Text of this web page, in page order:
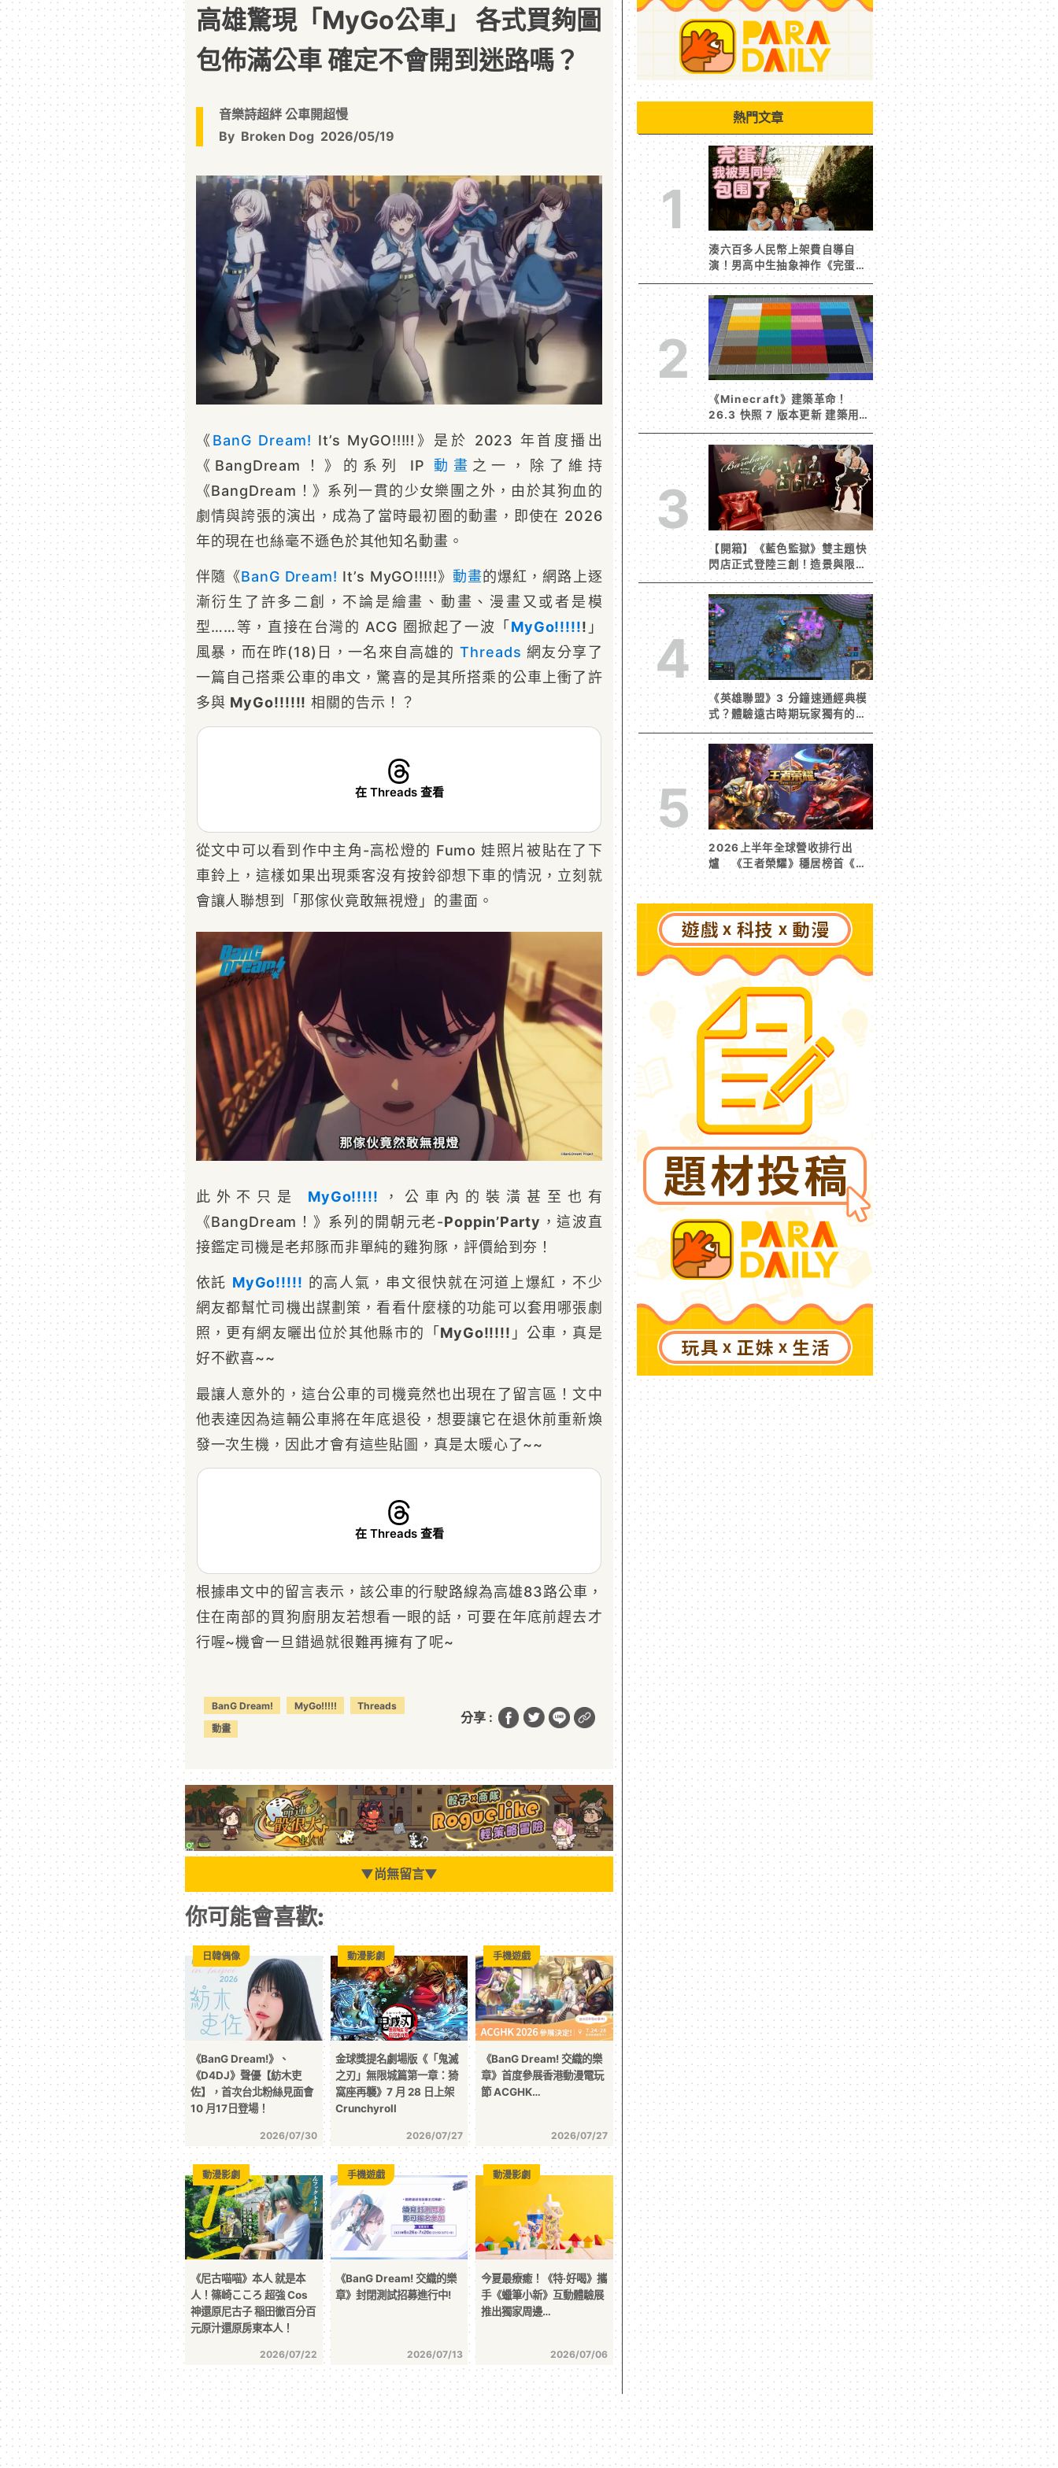
高雄驚現「MyGo公車」 各式買夠圖
包佈滿公車 確定不會開到迷路嗎？
音樂詩超絆 公車開超慢
By Broken Dog 2026/05/19
《 BanG Dream! It’s MyGO!!!!!》是於 2023 年首度播出
《BangDream！》的系列 IP動畫 之一，除了維持
《BangDream！》系列一貫的少女樂團之外，由於其狗血的
劇情與誇張的演出，成為了當時最初圈的動畫，即使在 2026
年的現在也絲毫不遜色於其他知名動畫。
伴隨《BanG Dream! It’s MyGO!!!!!》 動畫的爆紅，網路上逐
漸衍生了許多二創，不論是繪畫、動畫、漫畫又或者是模
型……等，直接在台灣的 ACG 圈掀起了一波「 MyGo!!!!!! 」
風暴，而在昨(18)日，一名來自高雄的Threads 網友分享了
一篇自己搭乘公車的串文，驚喜的是其所搭乘的公車上衝了許
多與 MyGo!!!!!! 相關的告示！？
在 Threads 查看
從文中可以看到作中主角-高松燈的 Fumo 娃照片被貼在了下
車鈴上，這樣如果出現乘客沒有按鈴卻想下車的情況，立刻就
會讓人聯想到「那傢伙竟敢無視燈」的畫面。
此外不只是 MyGo!!!!! ，公車內的裝潢甚至也有
《BangDream！》系列的開朝元老-Poppin’Party ，這波直
接鑑定司機是老邦豚而非單純的雞狗豚，評價給到夯！
依託 MyGo!!!!! 的高人氣，串文很快就在河道上爆紅，不少
網友都幫忙司機出謀劃策，看看什麼樣的功能可以套用哪張劇
照，更有網友曬出位於其他縣市的「 MyGo!!!!! 」公車，真是
好不歡喜~~
最讓人意外的，這台公車的司機竟然也出現在了留言區！文中
他表達因為這輛公車將在年底退役，想要讓它在退休前重新煥
發一次生機，因此才會有這些貼圖，真是太暖心了~~
在 Threads 查看
根據串文中的留言表示，該公車的行駛路線為高雄83路公車，
住在南部的買狗廚朋友若想看一眼的話，可要在年底前趕去才
行喔~機會一旦錯過就很難再擁有了呢~
BanG Dream! MyGo!!!!!
Threads
動畫
分享 :
▼尚無留言▼
你可能會喜歡:
《BanG Dream!》、
《D4DJ》聲優【紡木吏
佐】，首次台北粉絲見面會
10 月17日登場！
2026/07/30
日韓偶像
金球獎提名劇場版《「鬼滅
之刃」無限城篇第一章：猗
窩座再襲》7 月 28 日上架
Crunchyroll
2026/07/27
動漫影劇
《BanG Dream! 交織的樂
章》首度參展香港動漫電玩
節 ACGHK…
2026/07/27
手機遊戲
《尼古喵喵》本人 就是本
人！篠崎こころ 超強 Cos
神還原尼古子 稲田徹百分百
元原汁還原房東本人！
2026/07/22
動漫影劇
《BanG Dream! 交織的樂
章》封閉測試招募進行中!
2026/07/13
手機遊戲
今夏最療癒！《特‧好喝》攜
手《蠟筆小新》互動體驗展
推出獨家周邊…
2026/07/06
動漫影劇
熱門文章
1
湊六百多人民幣上架費自導自
演！男高中生抽象神作《完蛋！
我被男同學包圍了》突然爆紅
2
《Minecraft》建築革命！
26.3 快照 7 版本更新 建築用方
塊家族迎來新成員 混凝土階梯&
半磚震撼登場！
3
【開箱】《藍色監獄》雙主題快
閃店正式登陸三創！造景與限定
周邊搶先看
4
《英雄聯盟》3 分鐘速通經典模
式？體驗遠古時期玩家獨有的樂
趣
5
2026上半年全球營收排行出
爐 《王者榮耀》穩居榜首《寒
霜啟示錄》緊追在後！